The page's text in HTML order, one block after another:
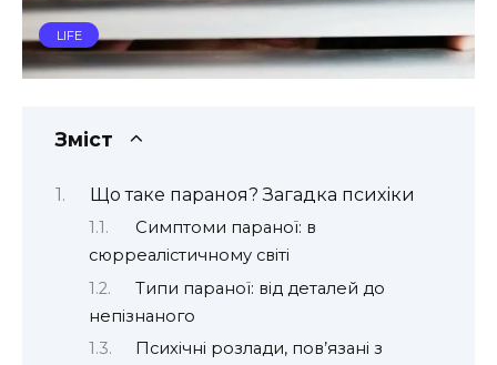
LIFE
Зміст
Що таке параноя? Загадка психіки
Симптоми параної: в
сюрреалістичному світі
Типи параної: від деталей до
непізнаного
Психічні розлади, пов’язані з